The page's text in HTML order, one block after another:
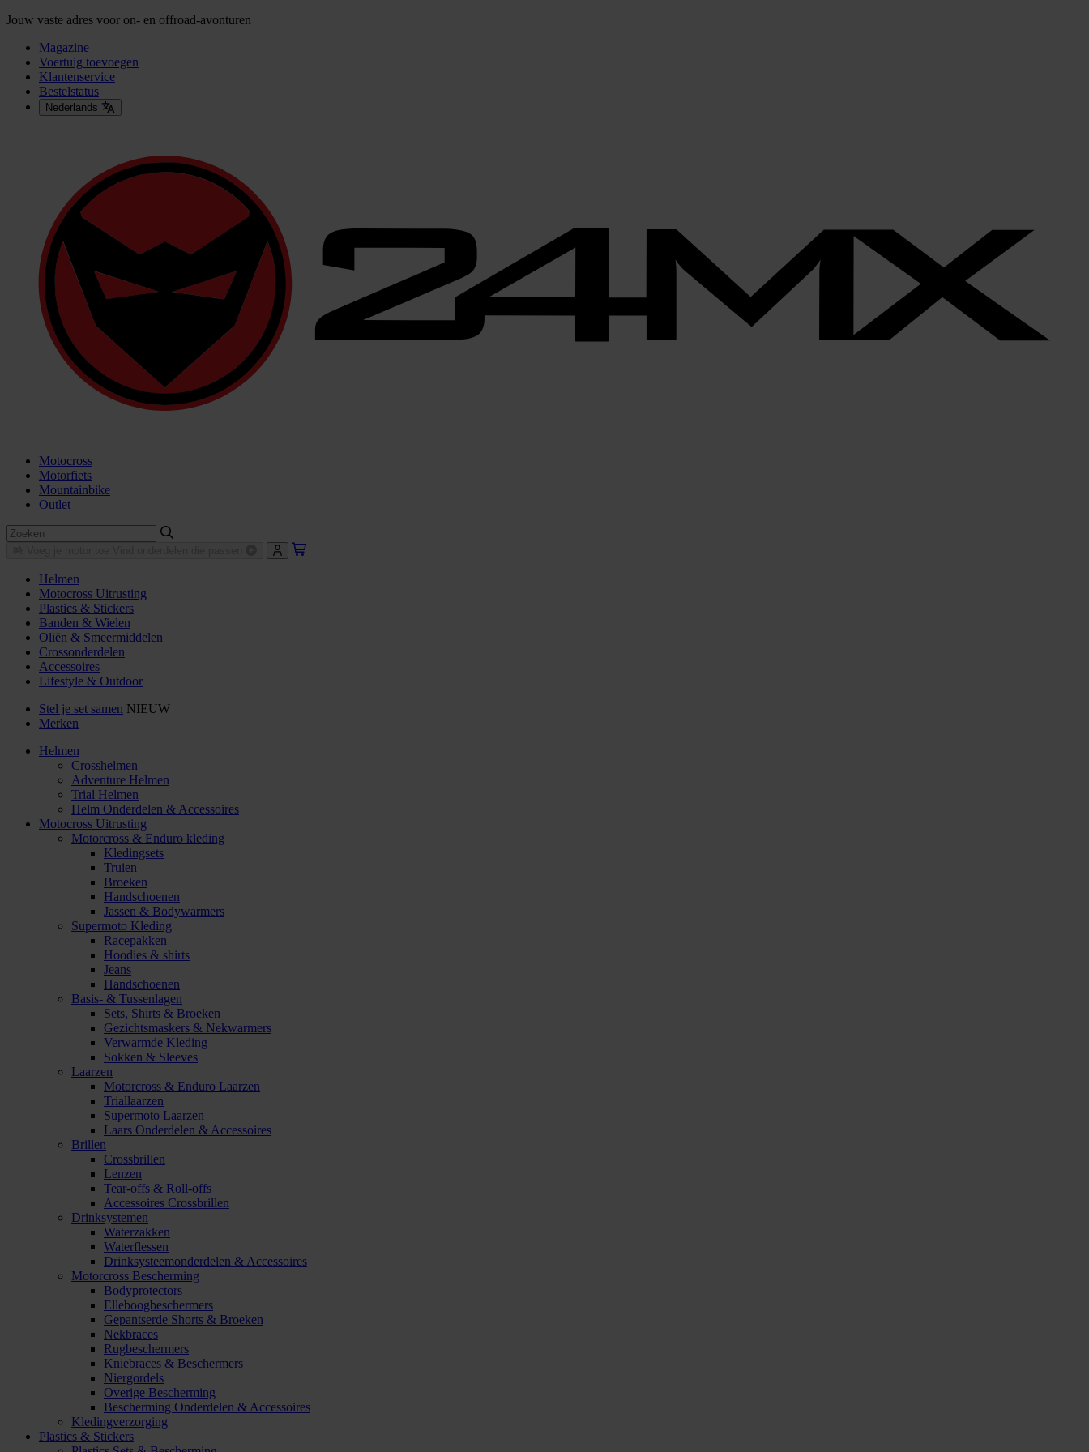
Jouw vaste adres voor on- en offroad-avonturen
Magazine
Voertuig toevoegen
Klantenservice
Bestelstatus
Nederlands
Motocross
Motorfiets
Mountainbike
Outlet
Helmen
Motocross Uitrusting
Plastics & Stickers
Banden & Wielen
Oliën & Smeermiddelen
Crossonderdelen
Accessoires
Lifestyle & Outdoor
Stel je set samen NIEUW
Merken
Helmen
Crosshelmen
Adventure Helmen
Trial Helmen
Helm Onderdelen & Accessoires
Motocross Uitrusting
Motorcross & Enduro kleding
Kledingsets
Truien
Broeken
Handschoenen
Jassen & Bodywarmers
Supermoto Kleding
Racepakken
Hoodies & shirts
Jeans
Handschoenen
Basis- & Tussenlagen
Sets, Shirts & Broeken
Gezichtsmaskers & Nekwarmers
Verwarmde Kleding
Sokken & Sleeves
Laarzen
Motorcross & Enduro Laarzen
Triallaarzen
Supermoto Laarzen
Laars Onderdelen & Accessoires
Brillen
Crossbrillen
Lenzen
Tear-offs & Roll-offs
Accessoires Crossbrillen
Drinksystemen
Waterzakken
Waterflessen
Drinksysteemonderdelen & Accessoires
Motorcross Bescherming
Bodyprotectors
Elleboogbeschermers
Gepantserde Shorts & Broeken
Nekbraces
Rugbeschermers
Kniebraces & Beschermers
Niergordels
Overige Bescherming
Bescherming Onderdelen & Accessoires
Kledingverzorging
Plastics & Stickers